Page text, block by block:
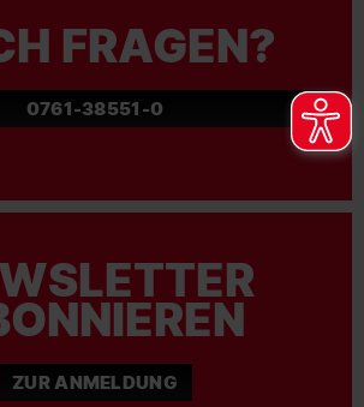
FRAGEN?
0761-38551-0
ZUR ANMELDUNG